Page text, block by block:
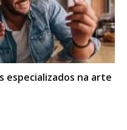
especializados na arte